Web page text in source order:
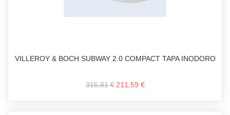
VILLEROY & BOCH SUBWAY 2.0 COMPACT TAPA INODORO
315,81 € 211,59 €